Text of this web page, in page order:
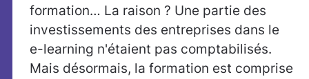
formation… La raison ? Une partie des
investissements des entreprises dans le
e-learning n'étaient pas comptabilisés.
Mais désormais, la formation est comprise